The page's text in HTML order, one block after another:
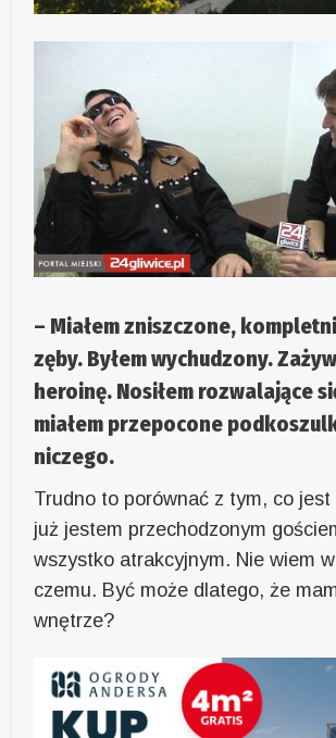
– Miałem zniszczone,
zęby. Byłem wychudzony.
heroinę. Nosiłem rozwalające
miałem przepocone
niczego.
Trudno to porównać z tym, co jest
już jestem przechodzonym
wszystko atrakcyjnym. Nie wiem
czemu. Być może dlatego, że
wnętrze?